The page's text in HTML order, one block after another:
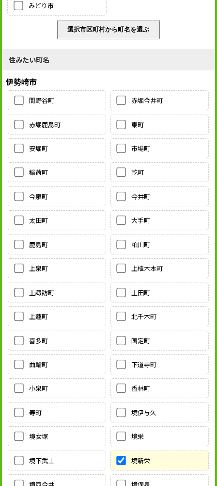
みどり市
住みたい町名
伊勢崎市
間野谷町 赤堀今井町
赤堀鹿島町 東町
安堀町 市場町
稲荷町 乾町
今泉町 今井町
太田町 大手町
鹿島町 粕川町
上泉町 上植木本町
上諏訪町 上田町
上蓮町 北千木町
喜多町 国定町
曲輪町 下道寺町
小泉町 香林町
寿町 境伊与久
境女塚 境栄
境下武士 境新栄